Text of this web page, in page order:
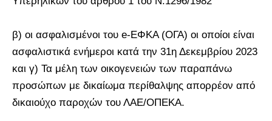
β) οι ασφαλισμένοι του e-ΕΦΚΑ (ΟΓΑ) οι οποίοι είναι
ασφαλιστικά ενήμεροι κατά την 31η Δεκεμβρίου 2023
και γ) Τα μέλη των οικογενειών των παραπάνω
προσώπων με δικαίωμα περίθαλψης απορρέον από
δικαιούχο παροχών του ΛΑΕ/ΟΠΕΚΑ.